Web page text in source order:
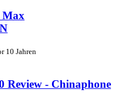
Max
10 Jahren
Review - Chinaphone